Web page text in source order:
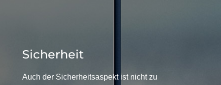
Sicherheit
Auch der Sicherheitsaspekt ist nicht zu